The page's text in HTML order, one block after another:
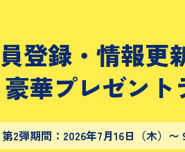
登録・情報更
華プレゼン
第2弾期間：2026年7月16日（木）〜